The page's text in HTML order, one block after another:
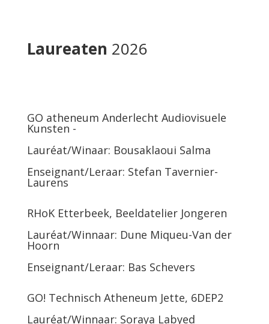
Laureaten 2026
GO atheneum Anderlecht Audiovisuele
Kunsten -
Lauréat/Winaar: Bousaklaoui Salma
Enseignant/Leraar: Stefan Tavernier-
Laurens
RHoK Etterbeek, Beeldatelier Jongeren
Lauréat/Winnaar: Dune Miqueu-Van der
Hoorn
Enseignant/Leraar: Bas Schevers
GO! Technisch Atheneum Jette, 6DEP2
Lauréat/Winnaar: Soraya Labyed